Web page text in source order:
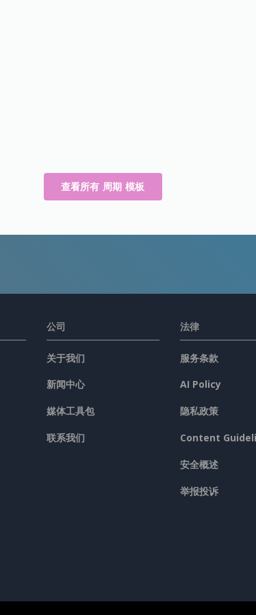
查看所有 周期 模板
公司
关于我们
新闻中心
媒体工具包
联系我们
法律
服务条款
AI Policy
隐私政策
Content
安全概述
举报投诉